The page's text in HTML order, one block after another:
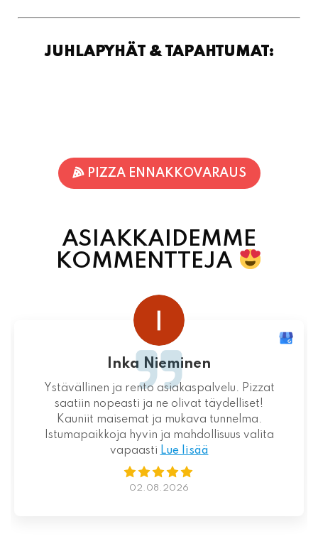
JUHLAPYHÄT & TAPAHTUMAT:
PIZZA ENNAKKOVARAUS
ASIAKKAIDEMME
KOMMENTTEJA
Inka Nieminen
Ystävällinen ja rento asiakaspalvelu. Pizzat
saatiin nopeasti ja ne olivat täydelliset!
Kauniit maisemat ja mukava tunnelma.
Istumapaikkoja hyvin ja mahdollisuus valita
vapaasti Lue lisää
02.08.2026